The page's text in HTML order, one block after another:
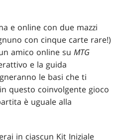
e online con due mazzi
con cinque carte rare!)
amico online suMTG
e la guida
le basi che ti
questo coinvolgente gioco
è uguale alla
in ciascun Kit Iniziale